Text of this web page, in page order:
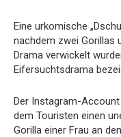
Eine urkomische
nachdem zwei Gorillas
Drama verwickelt
Eifersuchtsdrama
Der Instagram-
dem Touristen einen
Gorilla einer Frau an